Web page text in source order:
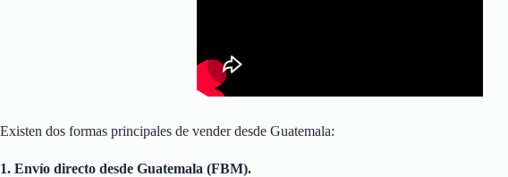
Existen dos formas principales de vender desde Guatemala:
1. Envío directo desde Guatemala (FBM).